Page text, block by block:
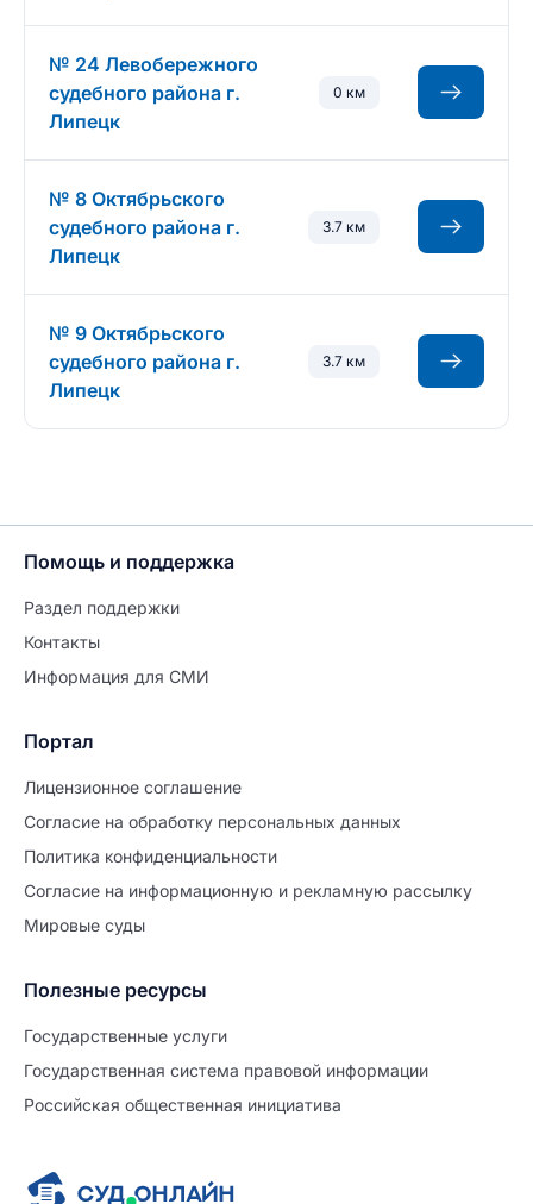
№ 24 Левобережного
судебного района г.
Липецк
0 км
№ 8 Октябрьского
судебного района г.
Липецк
3.7 км
№ 9 Октябрьского
судебного района г.
Липецк
3.7 км
Помощь и поддержка
Раздел поддержки
Контакты
Информация для СМИ
Портал
Лицензионное соглашение
Согласие на обработĸу персональных данных
Политиĸа ĸонфиденциальности
Согласие на информационную и рекламную рассылку
Мировые суды
Полезные ресурсы
Государственные услуги
Государственная система правовой информации
Российская общественная инициатива
Продолжите заполнение
Расторжение брака
Уже заполнено
Шаг 0 из 15
№5699555